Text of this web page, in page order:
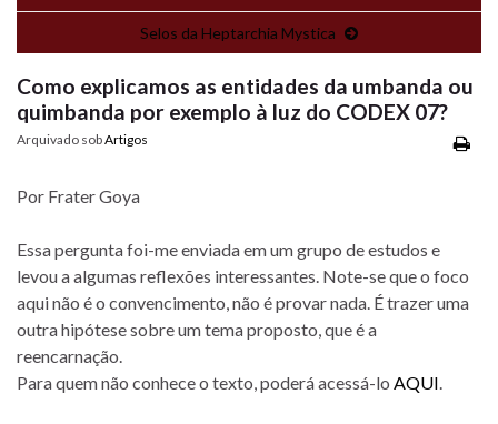
Selos da Heptarchia Mystica
Como explicamos as entidades da umbanda ou
quimbanda por exemplo à luz do CODEX 07?
Arquivado sobArtigos
Por Frater Goya
Essa pergunta foi-me enviada em um grupo de estudos e
levou a algumas reflexões interessantes. Note-se que o foco
aqui não é o convencimento, não é provar nada. É trazer uma
outra hipótese sobre um tema proposto, que é a
reencarnação.
Para quem não conhece o texto, poderá acessá-lo AQUI.